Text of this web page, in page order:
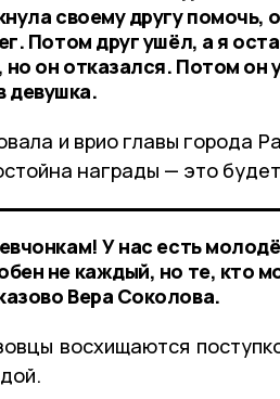
своему другу помочь,
Потом друг ушёл, а я
он отказался. Потом он
девушка.
и врио главы города
награды — это
У нас есть
не каждый, но те, кто
Вера Соколова.
восхищаются